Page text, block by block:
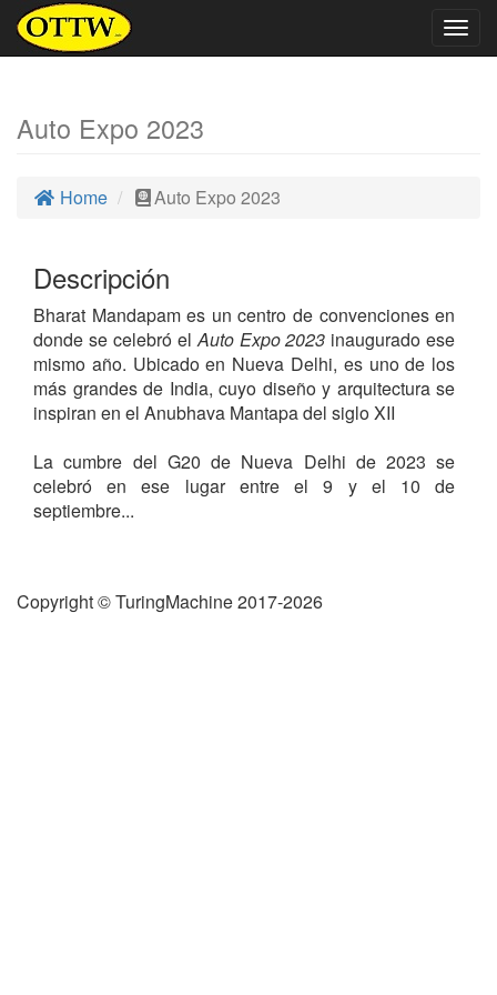
Auto Expo 2023
Home Auto Expo 2023
Descripción
Bharat Mandapam es un centro de convenciones en
donde se celebró elAuto Expo 2023 inaugurado ese
mismo año. Ubicado en Nueva Delhi, es uno de los
más grandes de India, cuyo diseño y arquitectura se
inspiran en el Anubhava Mantapa del siglo XII
La cumbre del G20 de Nueva Delhi de 2023 se
celebró en ese lugar entre el 9 y el 10 de
septiembre...
Copyright © TuringMachine 2017-2026